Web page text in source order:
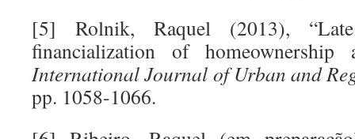
[5] Rolnik, Raquel (2013),
financialization of homeownership
International Journal of Urban and
pp. 1058-1066.